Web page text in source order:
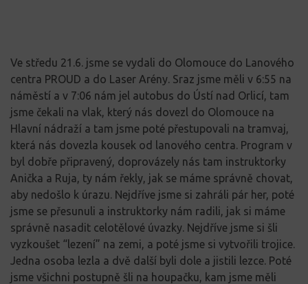
Ve středu 21.6. jsme se vydali do Olomouce do Lanového
centra PROUD a do Laser Arény. Sraz jsme měli v 6:55 na
náměstí a v 7:06 nám jel autobus do Ústí nad Orlicí, tam
jsme čekali na vlak, který nás dovezl do Olomouce na
Hlavní nádraží a tam jsme poté přestupovali na tramvaj,
která nás dovezla kousek od lanového centra. Program v
byl dobře připravený, doprovázely nás tam instruktorky
Anička a Ruja, ty nám řekly, jak se máme správně chovat,
aby nedošlo k úrazu. Nejdříve jsme si zahráli pár her, poté
jsme se přesunuli a instruktorky nám radili, jak si máme
správně nasadit celotělové úvazky. Nejdříve jsme si šli
vyzkoušet “lezení” na zemi, a poté jsme si vytvořili trojice.
Jedna osoba lezla a dvě další byli dole a jistili lezce. Poté
jsme všichni postupně šli na houpačku, kam jsme měli